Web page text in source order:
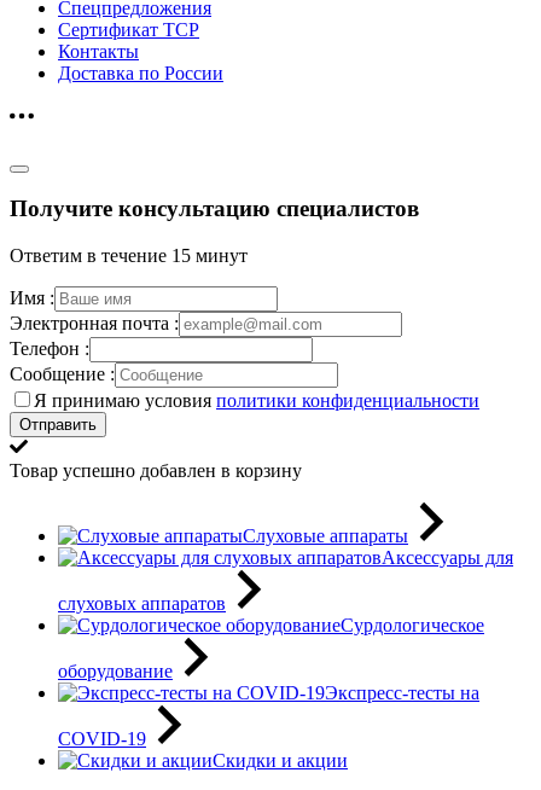
Спецпредложения
Сертификат ТСР
Контакты
Доставка по России
Получите консультацию специалистов
Ответим в течение 15 минут
Имя :
Электронная почта :
Телефон :
Сообщение :
Я принимаю условия политики конфиденциальности
Отправить
Товар успешно добавлен в корзину
Слуховые аппараты
Аксессуары для
слуховых аппаратов
Сурдологическое
оборудование
Экспресс-тесты на
COVID-19
Скидки и акции